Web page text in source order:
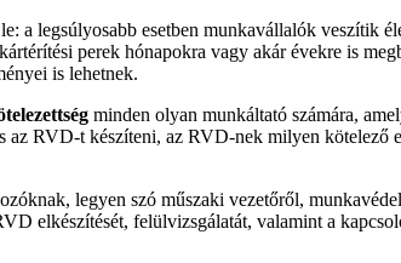
a legsúlyosabb esetben munkavállalók veszítik
perek hónapokra vagy akár évekre is
is lehetnek.
minden olyan munkáltató számára,
az RVD-t készíteni, az RVD-nek milyen
legyen szó műszaki vezetőről,
elkészítését, felülvizsgálatát, valamint a